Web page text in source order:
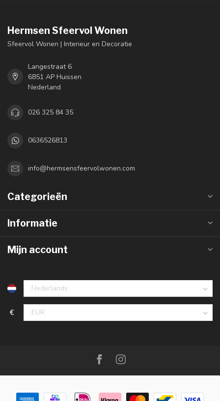
Hermsen Sfeervol Wonen
Sfeervol Wonen | Interieur en Decoratie
Langestraat 6
6851 AP Huissen
Nederland
026 325 84 35
0636526813
info@hermsensfeervolwonen.com
Categorieën
Informatie
Mijn account
€